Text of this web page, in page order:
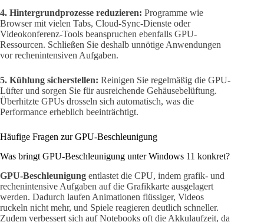
4. Hintergrundprozesse reduzieren: Programme wie
Browser mit vielen Tabs, Cloud-Sync-Dienste oder
Videokonferenz-Tools beanspruchen ebenfalls GPU-
Ressourcen. Schließen Sie deshalb unnötige Anwendungen
vor rechenintensiven Aufgaben.
5. Kühlung sicherstellen: Reinigen Sie regelmäßig die GPU-
Lüfter und sorgen Sie für ausreichende Gehäusebelüftung.
Überhitzte GPUs drosseln sich automatisch, was die
Performance erheblich beeinträchtigt.
Häufige Fragen zur GPU-Beschleunigung
Was bringt GPU-Beschleunigung unter Windows 11 konkret?
GPU-Beschleunigung entlastet die CPU, indem grafik- und
rechenintensive Aufgaben auf die Grafikkarte ausgelagert
werden. Dadurch laufen Animationen flüssiger, Videos
ruckeln nicht mehr, und Spiele reagieren deutlich schneller.
Zudem verbessert sich auf Notebooks oft die Akkulaufzeit, da